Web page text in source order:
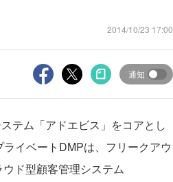
2014/10/23 17:00
通知
テム「アドエビス」をコアとし
イベートDMPは、フリークアウ
ド型顧客管理システム